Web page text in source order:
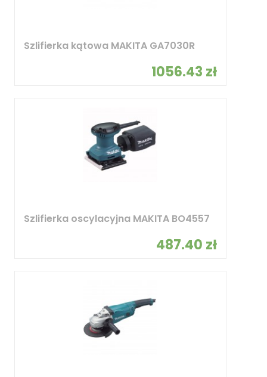
Szlifierka kątowa MAKITA GA7030R
1056.43 zł
Szlifierka oscylacyjna MAKITA BO4557
487.40 zł